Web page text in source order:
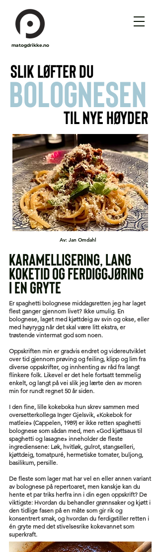
matogdrikke.no
Slik løfter du
bolognesen
til nye høyder
Av: Jan Omdahl
Karamellisering, lang
koketid og ferdiggjøring
i en Gryte
Er spaghetti bolognese middagsretten jeg har laget
flest ganger gjennom livet? Ikke umulig. En
bolognese, laget med kjøttdeig av svin og okse, eller
med høyrygg når det skal være litt ekstra, er
trøstende vintermat god som noen.
Oppskriften min er gradvis endret og videreutviklet
over tid gjennom prøving og feiling, klipp og lim fra
diverse oppskrifter, og innhenting av råd fra langt
flinkere folk. Likevel er det hele fortsatt temmelig
enkelt, og langt på vei slik jeg lærte den av moren
min for rundt regnet 50 år siden.
I den fine, lille kokeboka hun skrev sammen med
oversetterkollega Inger Gjelsvik, «Kokebok for
matleie» (Cappelen, 1989) er ikke retten spaghetti
bolognese som sådan med, men «God kjøttsaus til
spaghetti og lasagne» inneholder de fleste
ingrediensene: Løk, hvitløk, gulrot, stangselleri,
kjøttdeig, tomatpuré, hermetiske tomater, buljong,
basilikum, persille.
De fleste som lager mat har vel en eller annen variant
av bolognese på repertoaret, men kanskje kan du
hente et par triks herfra inn i din egen oppskrift? De
viktigste: Hvordan du behandler grønnsaker og kjøtt i
den tidlige fasen på en måte som gir rik og
konsentrert smak, og hvordan du ferdigstiller retten i
én gryte med det stivelsesrike kokevannet som
superkraft.